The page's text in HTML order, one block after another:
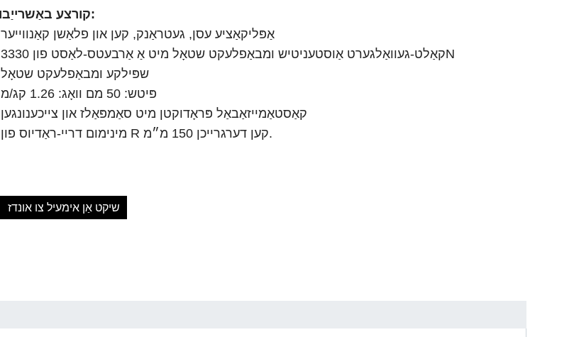
קורצע באַשרייַבונג:
1: אַפּליקאַציע עסן, געטראַנק, קען און פלאַשן קאַנווייער
2: קאַלט-געוואַלגערט אַוסטעניטיש ומבאַפלעקט שטאָל מיט אַ אַרבעטס-לאַסט פון 3330N
3: שפּילקע ומבאַפלעקט שטאָל
4: פּיטש: 50 מם וואָג: 1.26 קג/מ
5: קאַסטאַמייזאַבאַל פּראָדוקטן מיט סאַמפּאַלז און צייכענונגען
6: מינימום דריי-ראַדיוס פון R קען דערגרייכן 150 מ״מ.
שיקט אַן אימעיל צו אונדז